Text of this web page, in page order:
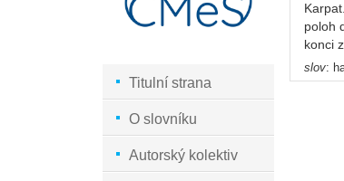
Titulní strana
O slovníku
Autorský kolektiv
poloh
konci
slov: